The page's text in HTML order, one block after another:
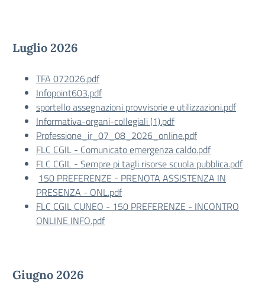
Luglio 2026
TFA 072026.pdf
Infopoint603.pdf
sportello assegnazioni provvisorie e utilizzazioni.pdf
Informativa-organi-collegiali (1).pdf
Professione_ir_07_08_2026_online.pdf
FLC CGIL - Comunicato emergenza caldo.pdf
FLC CGIL - Sempre pi tagli risorse scuola pubblica.pdf
150 PREFERENZE - PRENOTA ASSISTENZA IN
PRESENZA - ONL.pdf
FLC CGIL CUNEO - 150 PREFERENZE - INCONTRO
ONLINE INFO.pdf
Giugno 2026